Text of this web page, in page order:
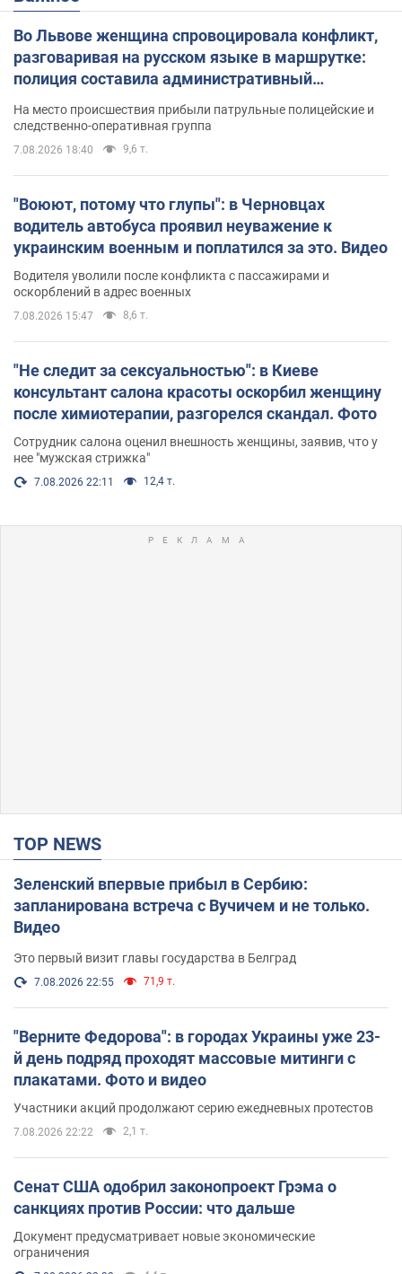
Во Львове женщина спровоцировала конфликт,
разговаривая на русском языке в маршрутке:
полиция составила административный
На место происшествия прибыли патрульные полицейские и
следственно-оперативная группа
7.08.2026 18:40 9,6 т.
"Воюют, потому что глупы": в Черновцах
водитель автобуса проявил неуважение к
украинским военным и поплатился за это. Видео
Водителя уволили после конфликта с пассажирами и
оскорблений в адрес военных
7.08.2026 15:47 8,6 т.
"Не следит за сексуальностью": в Киеве
консультант салона красоты оскорбил женщину
после химиотерапии, разгорелся скандал. Фото
Сотрудник салона оценил внешность женщины, заявив, что у
нее "мужская стрижка"
7.08.2026 22:11 12,4 т.
TOP NEWS
Зеленский впервые прибыл в Сербию:
запланирована встреча с Вучичем и не только.
Видео
Это первый визит главы государства в Белград
7.08.2026 22:55 71,9 т.
"Верните Федорова": в городах Украины уже 23-
й день подряд проходят массовые митинги с
плакатами. Фото и видео
Участники акций продолжают серию ежедневных протестов
7.08.2026 22:22 2,1 т.
Сенат США одобрил законопроект Грэма о
санкциях против России: что дальше
Документ предусматривает новые экономические
ограничения